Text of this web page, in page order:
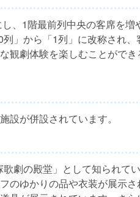
、1階最前列中央の客席を増
」から「1列」に改称され、
観劇体験を楽しむことがで
設が併設されています。
劇の殿堂」として知られて
のゆかりの品や衣装が展示